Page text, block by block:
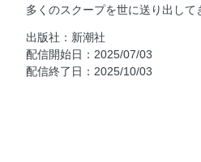
「福島支援」「鉄腕DASH」
初孫誕生「紀子さま」に職
ステージ４の緩和ケア医が実
多くのスクープを世に送り出して
出版社：新潮社
配信開始日：2025/07/03
配信終了日：2025/10/03